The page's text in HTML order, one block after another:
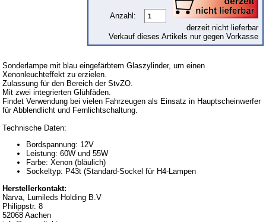
Service
AGB
Downloads
Versandkosten
Webtipps
Anzahl:
derzeit nicht lieferbar
Verkauf dieses Artikels nur gegen Vorkasse
Sonderlampe mit blau eingefärbtem Glaszylinder, um einen
Xenonleuchteffekt zu erzielen.
Zulassung für den Bereich der StvZO.
Mit zwei integrierten Glühfäden.
Findet Verwendung bei vielen Fahrzeugen als Einsatz in Hauptscheinwerfer
für Abblendlicht und Fernlichtschaltung.
Technische Daten:
Bordspannung: 12V
Leistung: 60W und 55W
Farbe: Xenon (bläulich)
Sockeltyp: P43t (Standard-Sockel für H4-Lampen
Herstellerkontakt:
Narva, Lumileds Holding B.V
Philippstr. 8
52068 Aachen